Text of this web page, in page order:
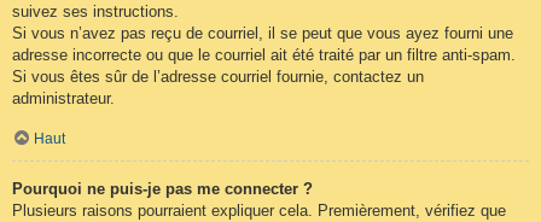
suivez ses instructions.
Si vous n’avez pas reçu de courriel, il se peut que vous ayez fourni une
adresse incorrecte ou que le courriel ait été traité par un filtre anti-spam.
Si vous êtes sûr de l’adresse courriel fournie, contactez un
administrateur.
Haut
Pourquoi ne puis-je pas me connecter ?
Plusieurs raisons pourraient expliquer cela. Premièrement, vérifiez que